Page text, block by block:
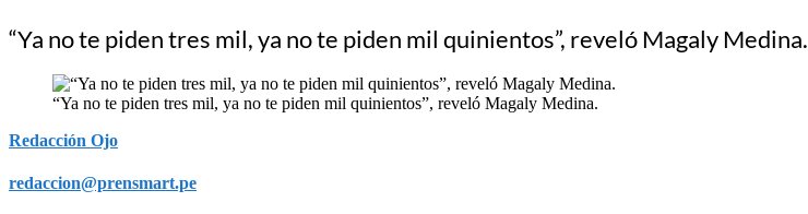
“Ya no te piden tres mil, ya no te piden mil quinientos”, reveló Magaly Medina.
“Ya no te piden tres mil, ya no te piden mil quinientos”, reveló Magaly Medina.
Redacción Ojo
redaccion@prensmart.pe